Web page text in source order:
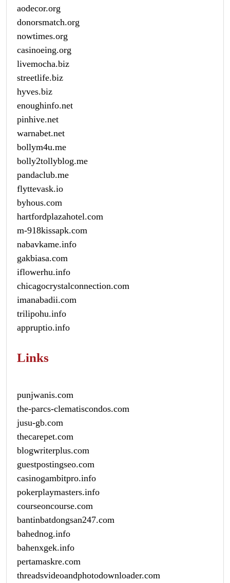
aodecor.org
donorsmatch.org
nowtimes.org
casinoeing.org
livemocha.biz
streetlife.biz
hyves.biz
enoughinfo.net
pinhive.net
warnabet.net
bollym4u.me
bolly2tollyblog.me
pandaclub.me
flyttevask.io
byhous.com
hartfordplazahotel.com
m-918kissapk.com
nabavkame.info
gakbiasa.com
iflowerhu.info
chicagocrystalconnection.com
imanabadii.com
trilipohu.info
appruptio.info
Links
punjwanis.com
the-parcs-clematiscondos.com
jusu-gb.com
thecarepet.com
blogwriterplus.com
guestpostingseo.com
casinogambitpro.info
pokerplaymasters.info
courseoncourse.com
bantinbatdongsan247.com
bahednog.info
bahenxgek.info
pertamaskre.com
threadsvideoandphotodownloader.com